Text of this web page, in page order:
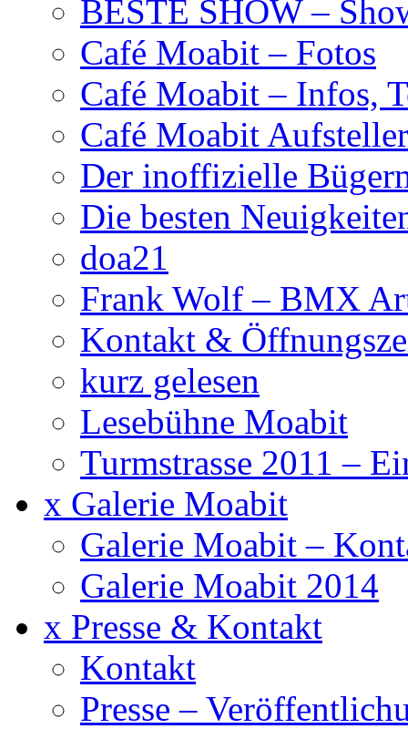
BESTE SHOW –
Café Moabit – Fotos
Café Moabit – Infos,
Café Moabit Aufsteller
Der inoffizielle
Die besten
doa21
Frank Wolf – BMX
Kontakt &
kurz gelesen
Lesebühne Moabit
Turmstrasse 2011 –
x Galerie Moabit
Galerie Moabit –
Galerie Moabit 2014
x Presse & Kontakt
Kontakt
Presse –